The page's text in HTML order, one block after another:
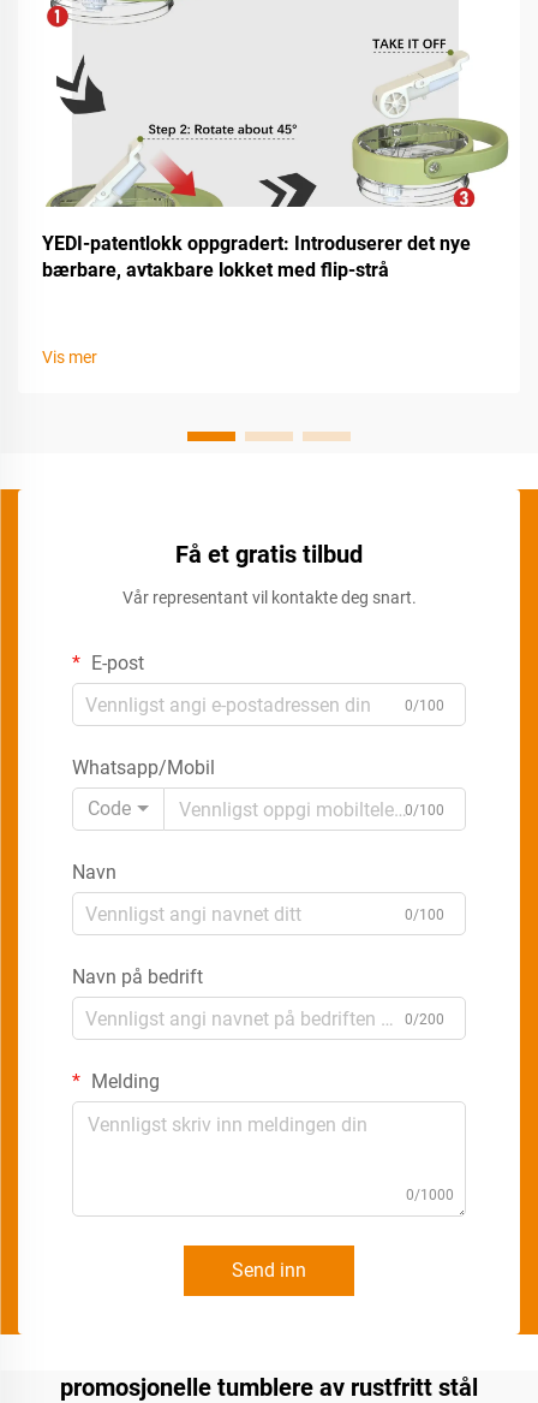
YEDI-patentlokk oppgradert: Introduserer det nye
bærbare, avtakbare lokket med flip-strå
Vis mer
Få et gratis tilbud
Vår representant vil kontakte deg snart.
E-post
0/100
Whatsapp/Mobil
Code
0/100
Navn
0/100
Navn på bedrift
0/200
Melding
0/1000
Send inn
promosjonelle tumblere av rustfritt stål